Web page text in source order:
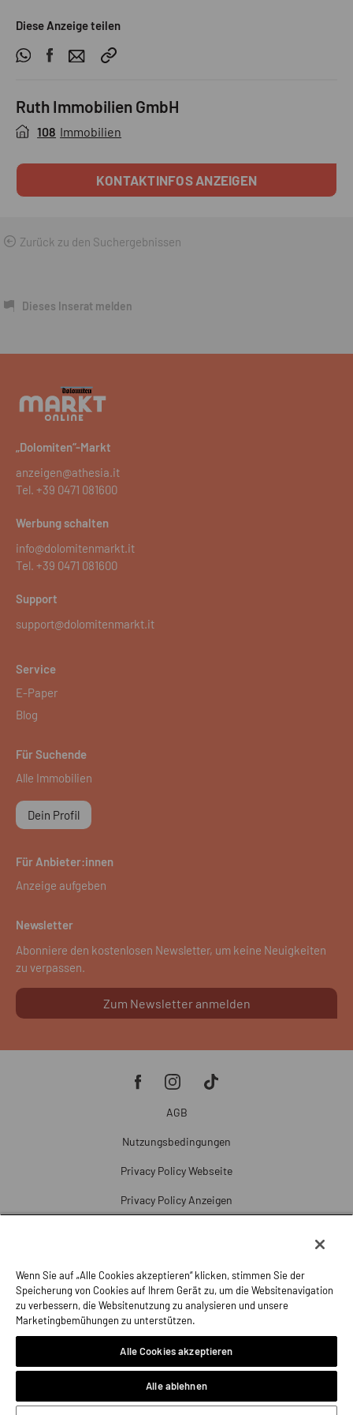
Diese Anzeige teilen
Ruth Immobilien GmbH
108 Immobilien
KONTAKTINFOS ANZEIGEN
Zurück zu den Suchergebnissen
Dieses Inserat melden
„Dolomiten“-Markt
anzeigen@athesia.it
Tel. +39 0471 081600
Werbung schalten
info@dolomitenmarkt.it
Tel. +39 0471 081600
Support
support@dolomitenmarkt.it
Service
E-Paper
Blog
Für Suchende
Alle Immobilien
Dein Profil
Für Anbieter:innen
Anzeige aufgeben
Newsletter
Abonniere den kostenlosen Newsletter, um keine Neuigkeiten
zu verpassen.
Zum Newsletter anmelden
AGB
Nutzungsbedingungen
Privacy Policy Webseite
Privacy Policy Anzeigen
Beschwerde
Impressum
Wenn Sie auf „Alle Cookies akzeptieren“ klicken, stimmen Sie der
Speicherung von Cookies auf Ihrem Gerät zu, um die Websitenavigation
zu verbessern, die Websitenutzung zu analysieren und unsere
Marketingbemühungen zu unterstützen.
Alle Cookies akzeptieren
Alle ablehnen